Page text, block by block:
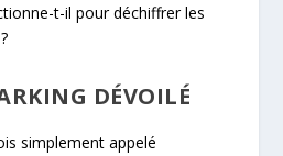
t-il pour déchiffrer les
DÉVOILÉ
simplement appelé